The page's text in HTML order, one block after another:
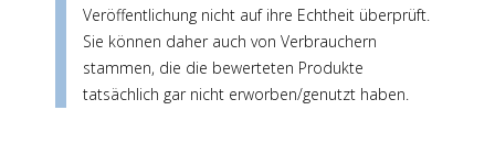
Veröffentlichung nicht auf ihre Echtheit überprüft.
Sie können daher auch von Verbrauchern
stammen, die die bewerteten Produkte
tatsächlich gar nicht erworben/genutzt haben.